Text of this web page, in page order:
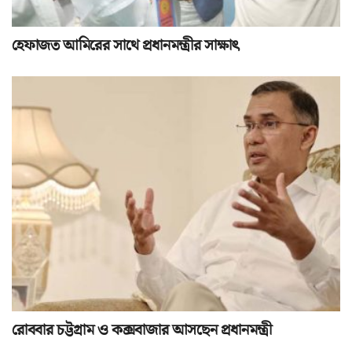
হেফাজত আমিরের সাথে প্রধানমন্ত্রীর সাক্ষাৎ
রোববার চট্টগ্রাম ও কক্সবাজার আসছেন প্রধানমন্ত্রী